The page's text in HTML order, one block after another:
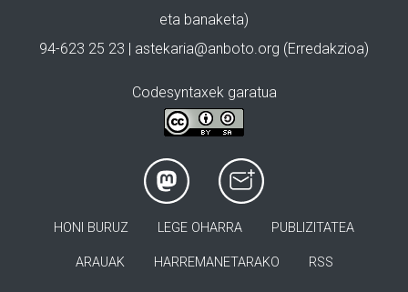
eta banaketa)
94-623 25 23 | astekaria@anboto.org (Erredakzioa)
Codesyntaxek garatua
HONI BURUZ LEGE OHARRA PUBLIZITATEA
ARAUAK HARREMANETARAKO RSS